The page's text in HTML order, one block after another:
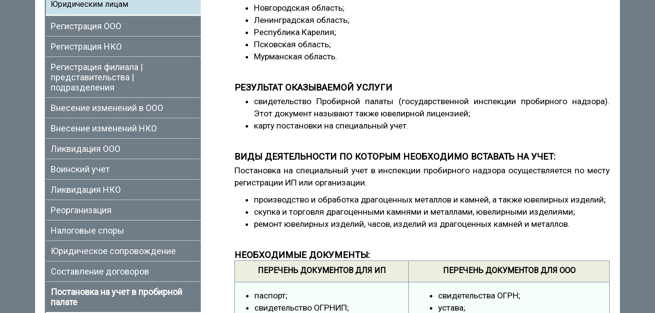
Новгородская область;
Ленинградская область;
Республика Карелия;
Псковская область;
Мурманская область.
РЕЗУЛЬТАТ ОКАЗЫВАЕМОЙ УСЛУГИ
свидетельство Пробирной палаты (государственной инспекции пробирного надзора).
Этот документ называют также ювелирной лицензией;
карту постановки на специальный учет.
ВИДЫ ДЕЯТЕЛЬНОСТИ ПО КОТОРЫМ НЕОБХОДИМО ВСТАВАТЬ НА УЧЕТ:
Постановка на специальный учет в инспекции пробирного надзора осуществляется по месту
регистрации ИП или организации.
производство и обработка драгоценных металлов и камней, а также ювелирных изделий;
скупка и торговля драгоценными камнями и металлами, ювелирными изделиями;
ремонт ювелирных изделий, часов, изделий из драгоценных камней и металлов.
НЕОБХОДИМЫЕ ДОКУМЕНТЫ:
ПЕРЕЧЕНЬ ДОКУМЕНТОВ ДЛЯ ИП ПЕРЕЧЕНЬ ДОКУМЕНТОВ ДЛЯ ООО
паспорт;
свидетельство ОГРНИП;
свидетельства ОГРН;
устава;
Юридическим лицам
Регистрация ООО
Регистрация НКО
Регистрация филиала |
представительства |
подразделения
Внесение изменений в ООО
Внесение изменений НКО
Ликвидация ООО
Воинский учет
Ликвидация НКО
Реорганизация
Налоговые споры
Юридическое сопровождение
Составление договоров
Постановка на учет в пробирной
палате